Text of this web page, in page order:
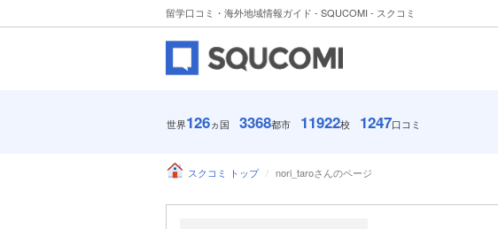
留学口コミ・海外地域情報ガイド - SQUCOMI - スクコミ
世界126ヵ国 3368都市 11922校 1247口コミ
スクコミ トップ nori_taroさんのページ